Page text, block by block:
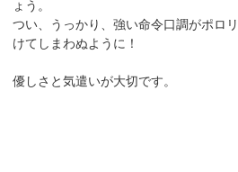
ょう。
つい、うっかり、強い命令口調がポロ
けてしまわぬように！
優しさと気遣いが大切です。